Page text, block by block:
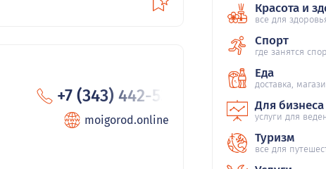
+7 (343) 442-53
moigorod.online
Красота и
все для
Спорт
где занятся
Еда
доставка,
Для бизнеса
услуги для
Туризм
все для